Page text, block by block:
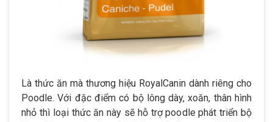
Là thức ăn mà thương hiệu RoyalCanin dành riêng cho
Poodle. Với đặc điểm có bộ lông dày, xoăn, thân hình
nhỏ thì loại thức ăn này sẽ hỗ trợ poodle phát triển bộ